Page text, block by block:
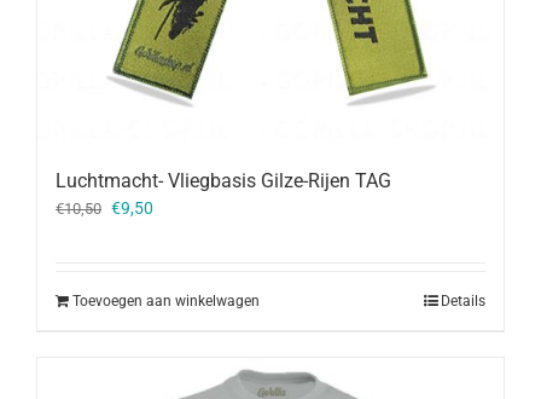
Luchtmacht- Vliegbasis Gilze-Rijen TAG
€10,50 Oorspronkelijke
€9,50
Toevoegen aan winkelwagen Details